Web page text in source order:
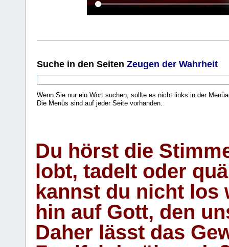
Suche in den Seiten Zeugen der Wahrheit
Wenn Sie nur ein Wort suchen, sollte es nicht links in der
Die Menüs sind auf jeder Seite vorhanden.
Du hörst die
lobt, tadelt oder
kannst du nicht los
hin auf Gott, den
Daher lässt das